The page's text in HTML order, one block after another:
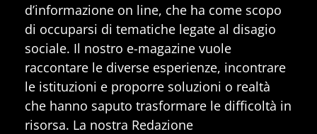
d’informazione on line, che ha come scopo
di occuparsi di tematiche legate al disagio
sociale. Il nostro e-magazine vuole
raccontare le diverse esperienze, incontrare
le istituzioni e proporre soluzioni o realtà
che hanno saputo trasformare le difficoltà in
risorsa. La nostra Redazione